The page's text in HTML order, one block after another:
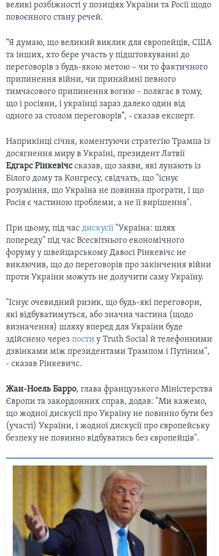
великі розбіжності у позиціях України та Росії щодо
повоєнного стану речей.
“Я думаю, що великий виклик для європейців, США
та інших, хто бере участь у підштовхуванні до
переговорів з будь-якою метою – чи то фактичного
припинення війни, чи принаймні певного
тимчасового припинення вогню – полягає в тому,
що і росіяни, і українці зараз далеко один від
одного за столом переговорів”, - сказав експерт.
Наприкінці січня, коментуючи стратегію Трампа із
досягнення миру в Україні, президент Латвії
Едгарс Рінкевічссказав, що заяви, які лунають із
Білого дому та Конгресу, свідчать, що "існує
розуміння, що Україна не повинна програти, і що
Росія є частиною проблеми, а не її вирішення".
При цьому, під час дискусії "Україна: шлях
попереду" під час Всесвітнього економічного
форуму у швейцарському Давосі Рінкевічс не
виключив, що до переговорів про закінчення війни
проти України можуть не долучити саму Україну.
"Існує очевидний ризик, що будь-які переговори,
які відбуватимуться, або значна частина (щодо
визначення) шляху вперед для України буде
здійснено через пости у Truth Social й телефонними
дзвінками між президентами Трампом і Путіним",
- сказав Рінкевичс.
Жан-Ноель Барро, глава французького Міністерства
Європи та закордонних справ, додав: "Ми кажемо,
що жодної дискусії про Україну не повинно бути без
(участі) України, і жодної дискусії про європейську
безпеку не повинно відбуватись без європейців".